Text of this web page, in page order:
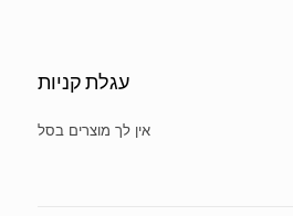
עגלת קניות